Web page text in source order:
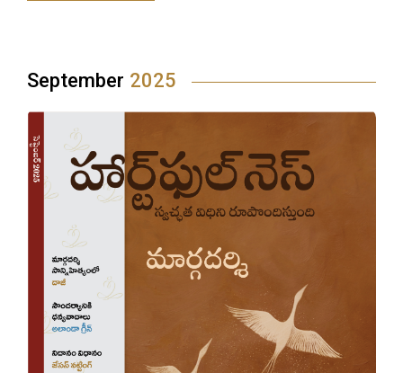
September 2025